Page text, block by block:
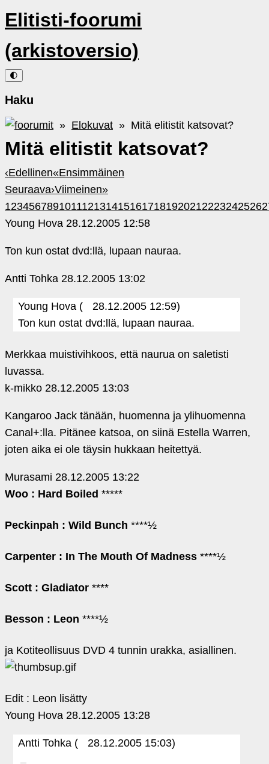
Elitisti-foorumi
(arkistoversio)
🌓
Haku
» Elokuvat » Mitä elitistit katsovat?
Mitä elitistit katsovat?
‹Edellinen«Ensimmäinen
Seuraava›Viimeinen»
1234567891011121314151617181920212223242526
Young Hova 28.12.2005 12:58
Ton kun ostat dvd:llä, lupaan nauraa.
Antti Tohka 28.12.2005 13:02
Young Hova (
28.12.2005 12:59)
Ton kun ostat dvd:llä, lupaan nauraa.
Merkkaa muistivihkoos, että naurua on saletisti
luvassa.
k-mikko 28.12.2005 13:03
Kangaroo Jack tänään, huomenna ja ylihuomenna
Canal+:lla. Pitänee katsoa, on siinä Estella Warren,
joten aika ei ole täysin hukkaan heitettyä.
Murasami 28.12.2005 13:22
Woo : Hard Boiled *****
Peckinpah : Wild Bunch ****½
Carpenter : In The Mouth Of Madness ****½
Scott : Gladiator ****
Besson : Leon ****½
ja Kotiteollisuus DVD 4 tunnin urakka, asiallinen.
Edit : Leon lisätty
Young Hova 28.12.2005 13:28
Antti Tohka ( 28.12.2005 15:03)